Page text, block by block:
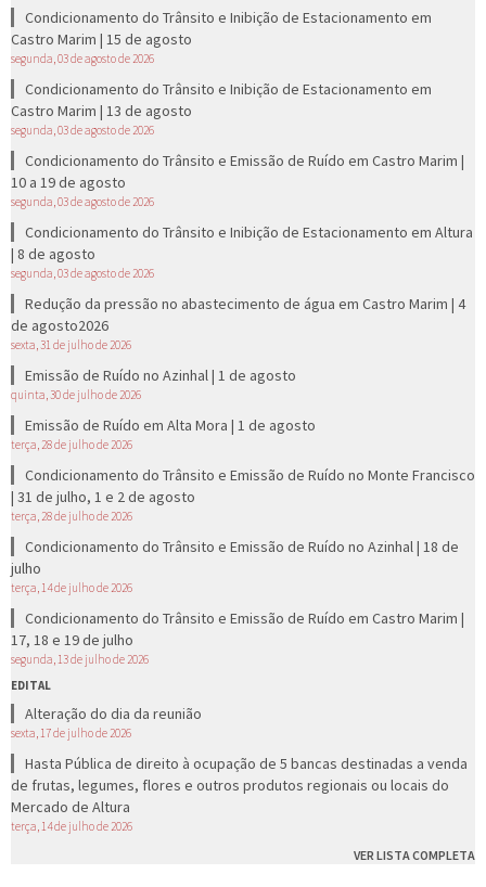
Condicionamento do Trânsito e Inibição de Estacionamento em
Castro Marim | 15 de agosto
segunda, 03 de agosto de 2026
Condicionamento do Trânsito e Inibição de Estacionamento em
Castro Marim | 13 de agosto
segunda, 03 de agosto de 2026
Condicionamento do Trânsito e Emissão de Ruído em Castro Marim |
10 a 19 de agosto
segunda, 03 de agosto de 2026
Condicionamento do Trânsito e Inibição de Estacionamento em Altura
| 8 de agosto
segunda, 03 de agosto de 2026
Redução da pressão no abastecimento de água em Castro Marim | 4
de agosto2026
sexta, 31 de julho de 2026
Emissão de Ruído no Azinhal | 1 de agosto
quinta, 30 de julho de 2026
Emissão de Ruído em Alta Mora | 1 de agosto
terça, 28 de julho de 2026
Condicionamento do Trânsito e Emissão de Ruído no Monte Francisco
| 31 de julho, 1 e 2 de agosto
terça, 28 de julho de 2026
Condicionamento do Trânsito e Emissão de Ruído no Azinhal | 18 de
julho
terça, 14 de julho de 2026
Condicionamento do Trânsito e Emissão de Ruído em Castro Marim |
17, 18 e 19 de julho
segunda, 13 de julho de 2026
EDITAL
Alteração do dia da reunião
sexta, 17 de julho de 2026
Hasta Pública de direito à ocupação de 5 bancas destinadas a venda
de frutas, legumes, flores e outros produtos regionais ou locais do
Mercado de Altura
terça, 14 de julho de 2026
VER LISTA COMPLETA